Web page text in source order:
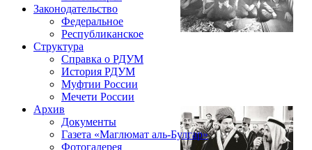
Законодательство
Федеральное
Республиканское
Структура
Справка о РДУМ
История РДУМ
Муфтии России
Мечети России
Архив
Документы
Газета «Маглюмат аль-Булгар»
Фотогалерея